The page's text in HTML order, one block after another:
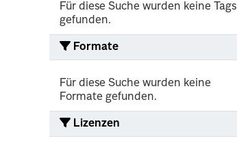
Für diese Suche wurden keine Tags
gefunden.
Formate
Für diese Suche wurden keine
Formate gefunden.
Lizenzen